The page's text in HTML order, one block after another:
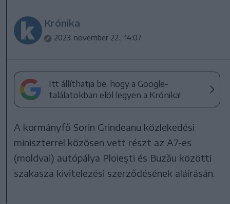
Krónika
2023. november 22., 14:07
Itt állíthatja be, hogy a Google-
találatokban elöl legyen a Krónika!
A kormányfő Sorin Grindeanu közlekedési
miniszterrel közösen vett részt az A7-es
(moldvai) autópálya Ploieşti és Buzău közötti
szakasza kivitelezési szerződésének aláírásán.